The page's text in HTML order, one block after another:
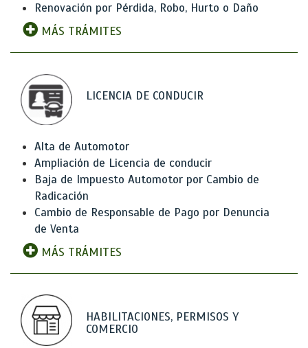
Renovación por Pérdida, Robo, Hurto o Daño
MÁS TRÁMITES
LICENCIA DE CONDUCIR
Alta de Automotor
Ampliación de Licencia de conducir
Baja de Impuesto Automotor por Cambio de
Radicación
Cambio de Responsable de Pago por Denuncia
de Venta
MÁS TRÁMITES
HABILITACIONES, PERMISOS Y
COMERCIO